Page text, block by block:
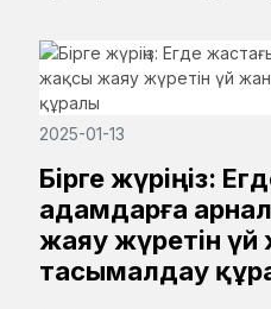
2025-01-13
Бірге жүріңіз:
адамдарға
жаяу жүретін
тасымалдау